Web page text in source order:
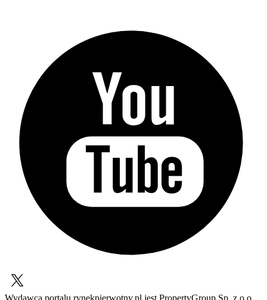
Wydawcą portalu rynekpierwotny.pl jest PropertyGroup Sp. z o.o.